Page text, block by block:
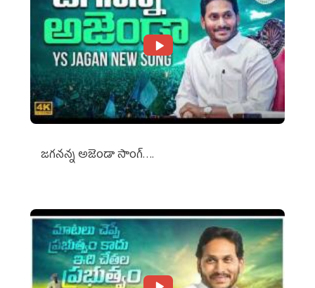
జగనన్న అజెండా సాంగ్….